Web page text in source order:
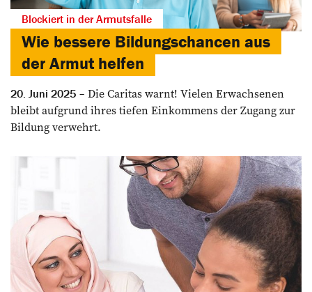
Blockiert in der Armutsfalle
Wie bessere Bildungschancen aus
der Armut helfen
20. Juni 2025
Die Caritas warnt! Vielen Erwachsenen
bleibt aufgrund ihres tiefen Einkommens der Zugang zur
Bildung verwehrt.